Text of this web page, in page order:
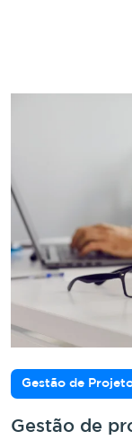
Gestão de
Gestão de